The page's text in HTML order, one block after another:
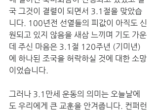
국 그것이 결렬이 되면서 3.1절을 맞았습
니다. 100년전 선열들의 피값이 아직도 신
원되고 있지 않음을 새삼 느끼며 기도 가운
데 주신 마음은 3.1절 120주년 (기미년)
에 하나된 조국을 허락하실 것에 대한 소망
이었습니다.
그러나 3.1만세 운동의 의미는 오늘날에
도 우리에게 큰 교훈을 안겨줍니다. 컨퍼런